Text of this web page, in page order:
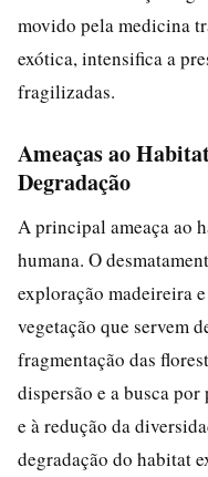
movido pela medicina
exótica, intensifica a
fragilizadas.
Ameaças ao
Degradação
A principal ameaça ao
humana. O
exploração madeireira
vegetação que servem
fragmentação das
dispersão e a busca
e à redução da
degradação do habitat